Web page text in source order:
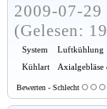
2009-07-
(Gelesen:
System
Luftkühlung
Kühlart
Bewerten - Schlecht